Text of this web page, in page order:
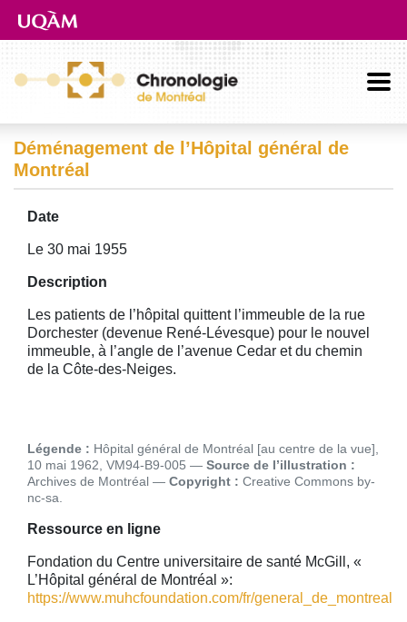
Aller directement au contenu principal
Déménagement de l’Hôpital général de
Montréal
Date
Le 30 mai 1955
Description
Les patients de l’hôpital quittent l’immeuble de la rue
Dorchester (devenue René-Lévesque) pour le nouvel
immeuble, à l’angle de l’avenue Cedar et du chemin
de la Côte-des-Neiges.
Légende : Hôpital général de Montréal [au centre de la vue],
10 mai 1962, VM94-B9-005
Source de l’illustration :
Archives de Montréal
Copyright : Creative Commons by-
nc-sa
Ressource en ligne
Fondation du Centre universitaire de santé McGill, «
L’Hôpital général de Montréal »:
https://www.muhcfoundation.com/fr/general_de_montreal